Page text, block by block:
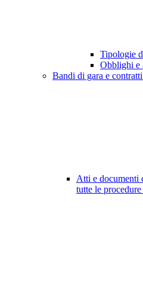
Tipologie
Obblighi e
Bandi di gara e contratti
Atti e documenti
tutte le procedure